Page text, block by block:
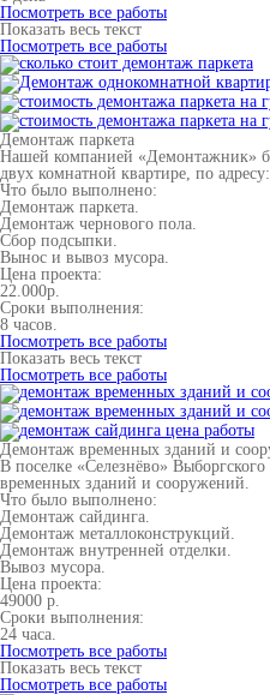
Посмотреть все работы
Показать весь текст
Посмотреть все работы
Демонтаж паркета
Нашей компанией «Демонтажник»
двух комнатной квартире, по
Что было выполнено:
Демонтаж паркета.
Демонтаж чернового пола.
Сбор подсыпки.
Вынос и вывоз мусора.
Цена проекта:
22.000р.
Сроки выполнения:
8 часов.
Посмотреть все работы
Показать весь текст
Посмотреть все работы
Демонтаж временных зданий и
В поселке «Селезнёво»
временных зданий и сооружений.
Что было выполнено:
Демонтаж сайдинга.
Демонтаж металлоконструкций.
Демонтаж внутренней отделки.
Вывоз мусора.
Цена проекта:
49000 р.
Сроки выполнения:
24 часа.
Посмотреть все работы
Показать весь текст
Посмотреть все работы